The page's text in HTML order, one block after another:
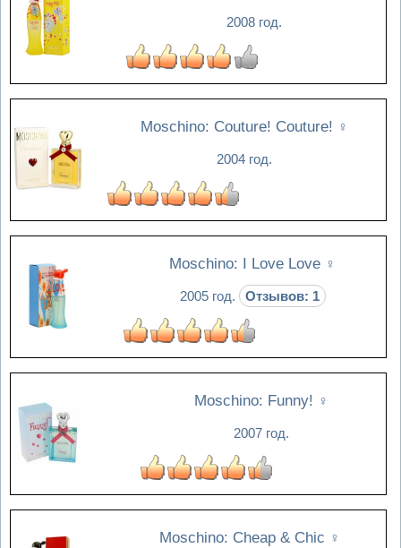
2008 год.
Moschino: Couture! Couture! ♀
2004 год.
Moschino: I Love Love ♀
2005 год. Отзывов: 1
Moschino: Funny! ♀
2007 год.
Moschino: Cheap & Chic ♀